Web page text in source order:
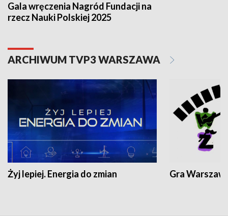
Gala wręczenia Nagród Fundacji na
rzecz Nauki Polskiej 2025
ARCHIWUM TVP3 WARSZAWA
Żyj lepiej. Energia do zmian Gra